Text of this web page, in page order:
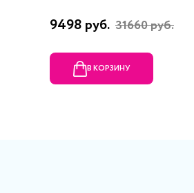
9498 руб. 31660 руб.
В КОРЗИНУ